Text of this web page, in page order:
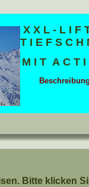
X X L - L I F
T I E F S C H
M I T A C T
Bitte klicken